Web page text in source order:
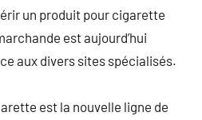
un produit pour cigarette
est aujourd’hui
aux divers sites spécialisés.
est la nouvelle ligne de